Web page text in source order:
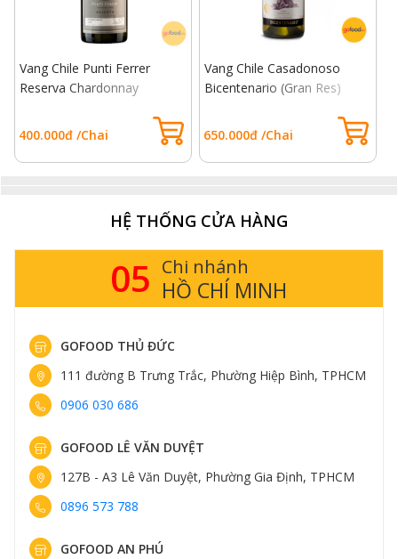
Vang Chile Punti Ferrer
Reserva Chardonnay
400.000đ /Chai
Vang Chile Casadonoso
Bicentenario (Gran Res)
650.000đ /Chai
HỆ THỐNG CỬA HÀNG
05 Chi nhánh
HỒ CHÍ MINH
GOFOOD THỦ ĐỨC
111 đường B Trưng Trắc, Phường Hiệp Bình, TPHCM
0906 030 686
GOFOOD LÊ VĂN DUYỆT
127B - A3 Lê Văn Duyệt, Phường Gia Định, TPHCM
0896 573 788
GOFOOD AN PHÚ